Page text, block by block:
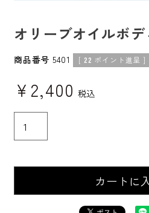
オリーブオイルボ
商品番号 5401 [ 22 ポイント進呈 ]
¥ 2,400 税込
カートに